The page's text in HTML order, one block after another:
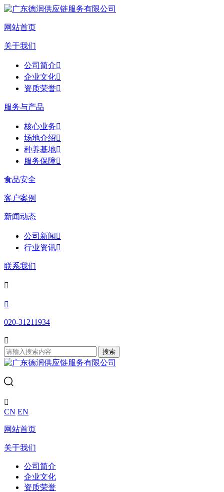
网站首页
关于我们
公司简介
企业文化
资质荣誉
服务与产品
核心业务
场地介绍
种养基地
服务保障
食品安全
客户案例
新闻动态
公司新闻 
行业资讯
联系我们


020-31211934

搜索

CN EN
网站首页
关于我们
公司简介
企业文化
资质荣誉